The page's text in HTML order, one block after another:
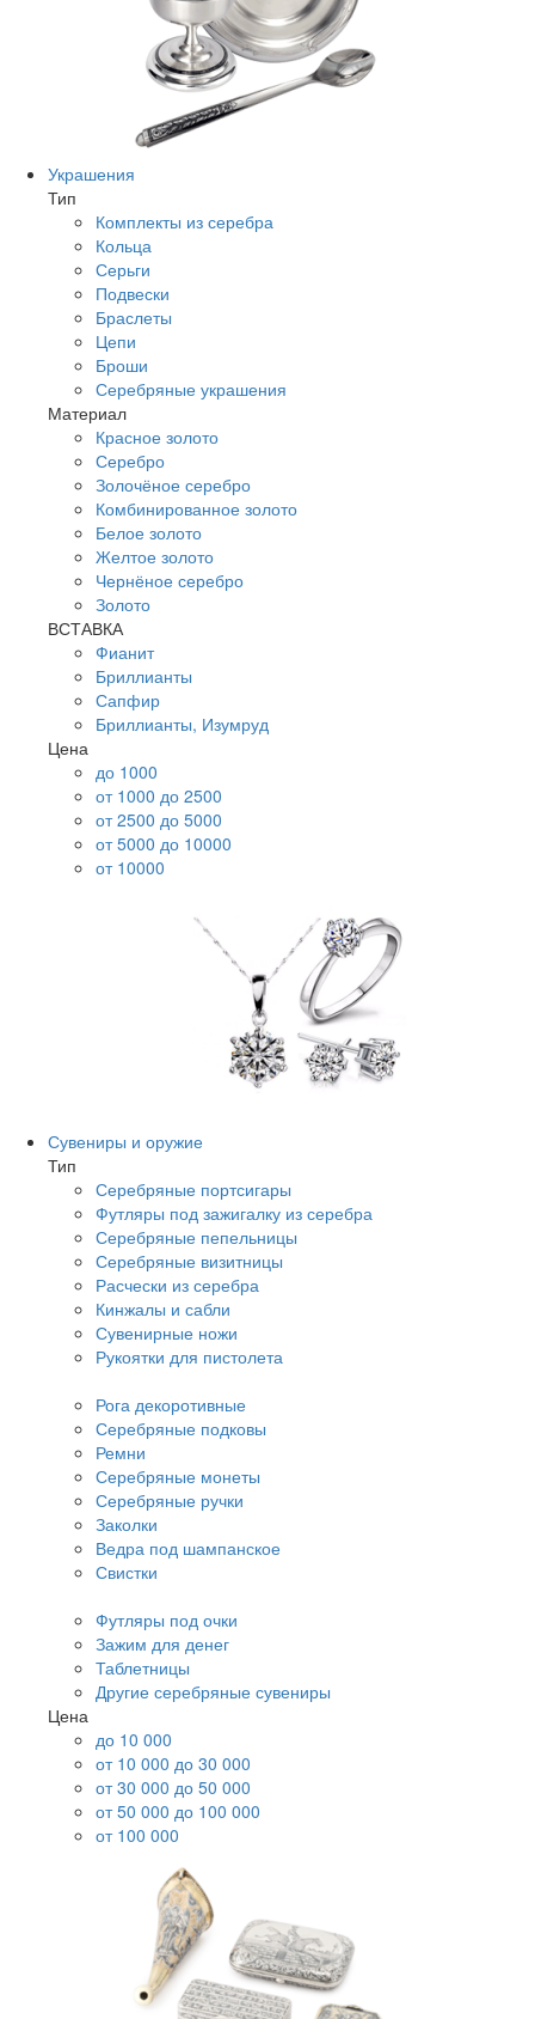
Украшения
Тип
Комплекты из серебра
Кольца
Серьги
Подвески
Браслеты
Цепи
Броши
Серебряные украшения
Материал
Красное золото
Серебро
Золочёное серебро
Комбинированное золото
Белое золото
Желтое золото
Чернёное серебро
Золото
ВСТАВКА
Фианит
Бриллианты
Сапфир
Бриллианты, Изумруд
Цена
до 1000
от 1000 до 2500
от 2500 до 5000
от 5000 до 10000
от 10000
Сувениры и оружие
Тип
Серебряные портсигары
Футляры под зажигалку из серебра
Серебряные пепельницы
Серебряные визитницы
Расчески из серебра
Кинжалы и сабли
Сувенирные ножи
Рукоятки для пистолета
Рога декоротивные
Серебряные подковы
Ремни
Серебряные монеты
Серебряные ручки
Заколки
Ведра под шампанское
Свистки
Футляры под очки
Зажим для денег
Таблетницы
Другие серебряные сувениры
Цена
до 10 000
от 10 000 до 30 000
от 30 000 до 50 000
от 50 000 до 100 000
от 100 000